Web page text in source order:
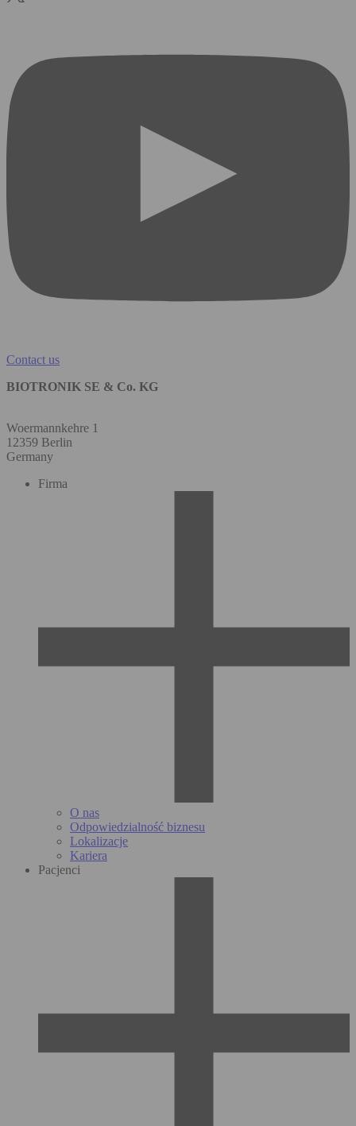
Contact us
BIOTRONIK SE & Co. KG
Woermannkehre 1
12359 Berlin
Germany
Firma
O nas
Odpowiedzialność biznesu
Lokalizacje
Kariera
Pacjenci